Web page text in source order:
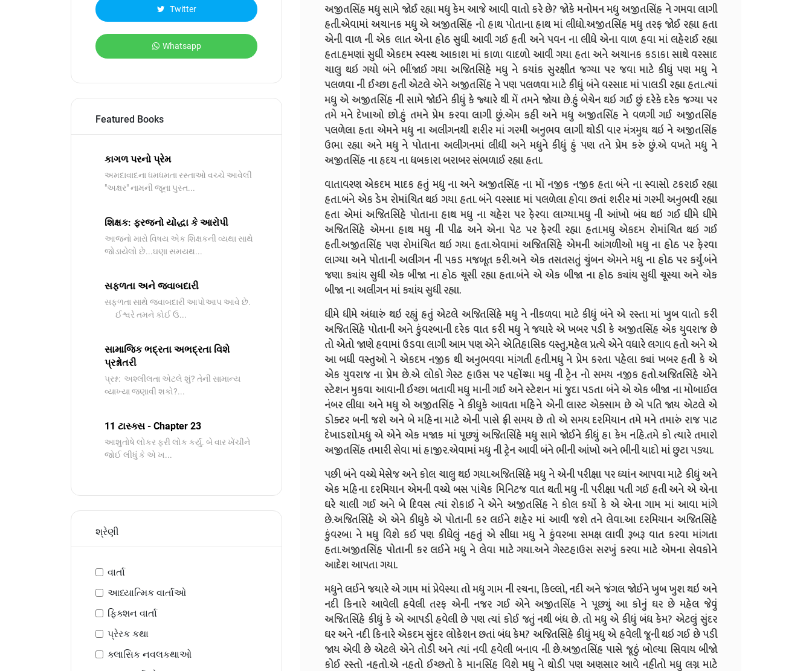
Twitter
Whatsapp
Featured Books
કાગળ પરનો પ્રેમ
અમદાવાદના ધમધમતા રસ્તાઓ વચ્ચે આવેલી
"અક્ષર" નામની જૂના પુસ્ત...
શિક્ષક: ફરજનો યોદ્ધા કે આરોપી
આજનો મારો વિષય એક શિક્ષકની વ્યથા સાથે
જોડાયેલો છે...ઘણા સમયથ...
સફળતા અને જવાબદારી
સફળતા સાથે જવાબદારી આપોઆપ આવે છે.
ઈશ્વરે તમને કોઈ ઉ...
સામાજિક ભદ્રતા અભદ્રતા વિશે
પ્રશ્નોતરી
પ્રશ્ન: અશ્લીલતા એટલે શું? તેની સામાન્ય
વ્યાખ્યા જણાવી શકો?...
11 ટાસ્ક્સ - Chapter 23
આશુતોષે લોકર ફરી લોક કર્યું. બે વાર ખેંચીને
જોઈ લીધું કે એ ખ...
શ્રેણી
વાર્તા
આધ્યાત્મિક વાર્તાઓ
ફિક્શન વાર્તા
પ્રેરક કથા
ક્લાસિક નવલકથાઓ
અજીતસિંહ મધુ સામે જોઈ રહ્યા મધુ કેમ આજે આવી વાતો કરે છે? જોકે મનોમન મધુ અજીતસિંહ ને ગમવા લાગી
હતી.એવામાં અચાનક મધુ એ અજીતસિંહ નો હાથ પોતાના હાથ માં લીધો.અજીતસિંહ મધુ તરફ જોઈ રહ્યા હતા
એની વાળ ની એક લાત એના હોઠ સુધી આવી ગઈ હતી અને પવન ના લીધે એના વાળ હવા માં લહેરાઈ રહ્યા
હતા.હમણાં સુધી એકદમ સ્વસ્થ આકાશ માં કાળા વાદળો આવી ગયા હતા અને અચાનક કડાકા સાથે વરસાદ
ચાલુ થઇ ગયો બંને ભીંજાઈ ગયા અજિતસિંહે મધુ ને કયાંક સુરક્ષીત જગ્યા પર જવા માટે કીધું પણ મધુ ને
પલળવા ની ઈચ્છા હતી એટલે એને અજીતસિંહ ને પણ પલળવા માટે કીધું બંને વરસાદ માં પાલડી રહ્યા હતા.ત્યાં
મધુ એ અજીતસિંહ ની સામે જોઈને કીધું કે જ્યારે થી મેં તમને જોયા છે.હું બેચેન થઇ ગઈ છું દરેકે દરેક જગ્યા પર
તમે મને દેખાઓ છો.હું તમને પ્રેમ કરવા લાગી છું.એમ કહી અને મધુ અજીતસિંહ ને વળગી ગઈ અજીતસિંહ
પલળેલા હતા એમને મધુ ના અલીગનથી શરીર માં ગરમી અનુભવ લાગી થોડી વાર મંત્રમુઘ થઇ ને અજીતસિંહ
ઉભા રહ્યા અને મધુ ને પોતાના અલીગનમાં લીધી અને મધુને કીધું હું પણ તને પ્રેમ કરું છું.એ વખતે મધુ ને
અજીતસિંહ ના હૃદય ના ધબકારા બરાબર સંભળાઈ રહ્યા હતા.
વાતાવરણ એકદમ માદક હતું મધુ ના અને અજીતસિંહ ના મોં નજીક નજીક હતા બંને ના સ્વાસો ટકરાઈ રહ્યા
હતા.બંને એક ડેમ રોમાંચિત થઇ ગયા હતા. બંને વરસાદ માં પલળેલા હોવા છતાં શરીર માં ગરમી અનુભવી રહ્યા
હતા એમાં અજિતસિંહે પોતાના હાથ મધુ ના ચહેરા પર ફેરવા લાગ્યા.મધુ ની આંખો બંધ થઇ ગઈ ધીમે ધીમે
અજિતસિંહે એમના હાથ મધુ ની પીઢ અને એના પેટ પર ફેરવી રહ્યા હતા.મધુ એકદમ રોમાંચિત થઇ ગઈ
હતી.અજીતસિંહ પણ રોમાંચિત થઇ ગયા હતા.એવામાં અજિતસિંહે એમની આંગળીઓ મધુ ના હોઠ પર ફેરવા
લાગ્યા અને પોતાની અલીગન ની પકડ મજબૂત કરી.અને એક તસતસતું ચુંબન એમને મધુ ના હોઠ પર કર્યું.બંને
જણા ક્યાંય સુધી એક બીજા ના હોઠ ચૂસી રહ્યા હતા.બંને એ એક બીજા ના હોઠ ક્યાંય સુધી ચૂસ્યા અને એક
બીજા ના અલીગન માં ક્યાંય સુધી રહ્યા.
ધીમે ધીમે અંધારું થઇ રહ્યું હતું એટલે અજિતસિંહે મધુ ને નીકળવા માટે કીધું બંને એ રસ્તા માં ખુબ વાતો કરી
અજિતસિંહે પોતાની અને કુંવરબાની દરેક વાત કરી મધુ ને જયારે એ ખબર પડી કે અજીતસિંહ એક યુવરાજ છે
તો એતો જાણે હવામાં ઉડવા લાગી આમ પણ એને એતિહાસિક વસ્તુ,મહેલ પ્રત્યે એને વધારે લગાવ હતો અને એ
આ બધી વસ્તુઓ ને એકદમ નજીક થી અનુભવવા માંગતી હતી.મધુ ને પ્રેમ કરતા પહેલા ક્યાં ખબર હતી કે એ
એક યુવરાજ ના પ્રેમ છે.એ લોકો ગેસ્ટ હાઉસ પર પહોંચ્યા મધુ ની ટ્રેન નો સમય નજીક હતો.અજિતસિંહે એને
સ્ટેશન મુકવા આવાની ઈચ્છા બતાવી મધુ માની ગઈ અને સ્ટેશન માં જુદા પડતા બંને એ એક બીજા ના મોબાઈલ
નંબર લીધા અને મધુ એ અજીતસિંહ ને કીધુકે આવતા મહિને એની લાસ્ટ એક્સામ છે એ પતિ જાય એટલે એ
ડોક્ટર બની જશે અને બે મહિના માટે એની પાસે ફ્રી સમય છે તો એ સમય દરમિયાન તમે મને તમારું રાજ પાટ
દેખાડશો.મધુ એ એને એક મજાક માં પૂછ્યું અજિતસિંહે મધુ સામે જોઈને કીધું હા કેમ નહિ.તમે કો ત્યારે તમારો
અજીતસિંહ તમારી સેવા માં હાજીર.એવામાં મધુ ની ટ્રેન આવી બંને ભીની આંખો અને ભીની યાદો માં છુટા પડ્યા.
પછી બંને વચ્ચે મેસેજ અને કોલ ચાલુ થઇ ગયા.અજિતસિંહે મધુ ને એની પરીક્ષા પર ધ્યાંન આપવા માટે કીધું અને
એક મહિના દરમિયાન એમની વચ્ચે બસ પાંચેક મિનિટજ વાત થતી મધુ ની પરીક્ષા પતી ગઈ હતી અને એ એના
ઘરે ચાલી ગઈ અને બે દિવસ ત્યાં રોકાઈ ને એને અજીતસિંહ ને કોલ કર્યો કે એ એના ગામ માં આવા માંગે
છે.અજિતસિંહે એ એને કીધુકે એ પોતાની કર લઈને શહેર માં આવી જશે તને લેવા.આ દરમિયાન અજિતસિંહે
કુંવરબા ને મધુ વિશે કઈ પણ કીધેલું નહતું એ સીધા મધુ ને કુંવરબા સમક્ષ લાવી રૂબરૂ વાત કરવા માંગતા
હતા.અજીતસિંહ પોતાની કર લઈને મધુ ને લેવા માટે ગયા.અને ગેસ્ટહાઉસ સરખું કરવા માટે એમના સેવકોને
આદેશ આપતા ગયા.
મધુને લઈને જયારે એ ગામ માં પ્રેવેસ્યા તો મધુ ગામ ની રચના, કિલ્લો, નદી અને જંગલ જોઈને ખુબ ખુશ થઇ અને
નદી કિનારે આવેલી હવેલી તરફ એની નજર ગઈ એને અજીતસિંહ ને પૂછ્યું આ કોનું ઘર છે મહેલ જેવું
અજિતસિંહે કીધું કે એ આપડી હવેલી છે પણ ત્યાં કોઈ જતું નથી બંધ છે. તો મધુ એ કીધું બંધ કેમ? એટલું સુંદર
ઘર અને નદી કિનારે એકદમ સુંદર લોકેશન છતાં બંધ કેમ? અજિતસિંહે કીધું મધુ એ હવેલી જૂની થઇ ગઈ છે પડી
જાય એવી છે એટલે એને તોડી અને ત્યાં નવી હવેલી બનાવ ની છે.અજીતસિંહ પાસે જૂઠું બોલ્યા સિવાય બીજો
કોઈ રસ્તો નહતો.એ નહતો ઈચ્છતો કે માનસિંહ વિશે મધુ ને થોડી પણ અણસાર આવે નહીતો મધુ લગ્ન માટે